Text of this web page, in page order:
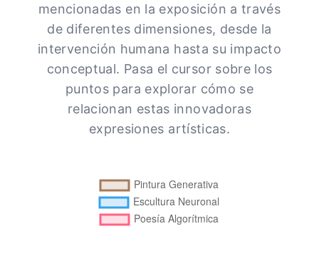
mencionadas en la exposición a través
de diferentes dimensiones, desde la
intervención humana hasta su impacto
conceptual. Pasa el cursor sobre los
puntos para explorar cómo se
relacionan estas innovadoras
expresiones artísticas.